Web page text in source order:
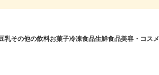
乳その他の飲料お菓子冷凍食品生鮮食品美容・コスメ